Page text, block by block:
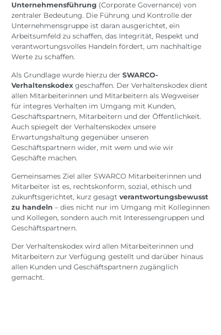
Unternehmensführung (Corporate Governance) von
zentraler Bedeutung. Die Führung und Kontrolle der
Unternehmensgruppe ist daran ausgerichtet, ein
Arbeitsumfeld zu schaffen, das Integrität, Respekt und
verantwortungsvolles Handeln fördert, um nachhaltige
Werte zu schaffen.
Als Grundlage wurde hierzu der SWARCO-
Verhaltenskodex geschaffen. Der Verhaltenskodex dient
allen Mitarbeiterinnen und Mitarbeitern als Wegweiser
für integres Verhalten im Umgang mit Kunden,
Geschäftspartnern, Mitarbeitern und der Öffentlichkeit.
Auch spiegelt der Verhaltenskodex unsere
Erwartungshaltung gegenüber unseren
Geschäftspartnern wider, mit wem und wie wir
Geschäfte machen.
Gemeinsames Ziel aller SWARCO Mitarbeiterinnen und
Mitarbeiter ist es, rechtskonform, sozial, ethisch und
zukunftsgerichtet, kurz gesagt verantwortungsbewusst
zu handeln – dies nicht nur im Umgang mit Kolleginnen
und Kollegen, sondern auch mit Interessengruppen und
Geschäftspartnern.
Der Verhaltenskodex wird allen Mitarbeiterinnen und
Mitarbeitern zur Verfügung gestellt und darüber hinaus
allen Kunden und Geschäftspartnern zugänglich
gemacht.